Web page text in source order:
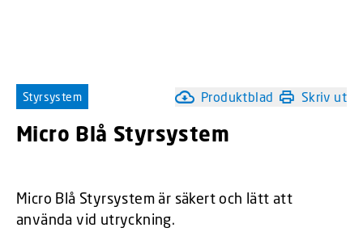
Styrsystem Produktblad Skriv ut
Micro Blå Styrsystem
Micro Blå Styrsystem är säkert och lätt att
använda vid utryckning.